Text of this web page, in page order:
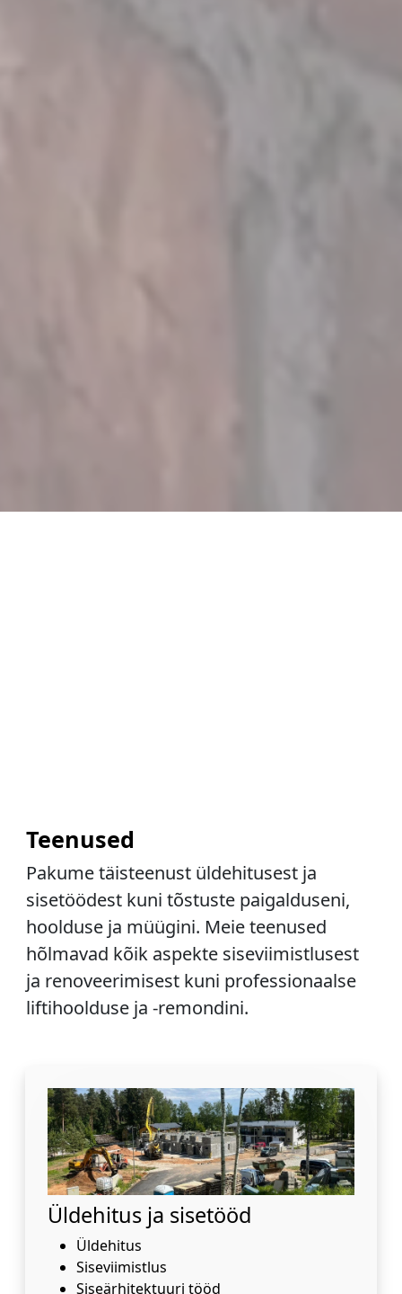
Teenused
Pakume täisteenust üldehitusest ja
sisetöödest kuni tõstuste paigalduseni,
hoolduse ja müügini. Meie teenused
hõlmavad kõik aspekte siseviimistlusest
ja renoveerimisest kuni professionaalse
liftihoolduse ja -remondini.
Üldehitus ja sisetööd
Üldehitus
Siseviimistlus
Siseärhitektuuri tööd